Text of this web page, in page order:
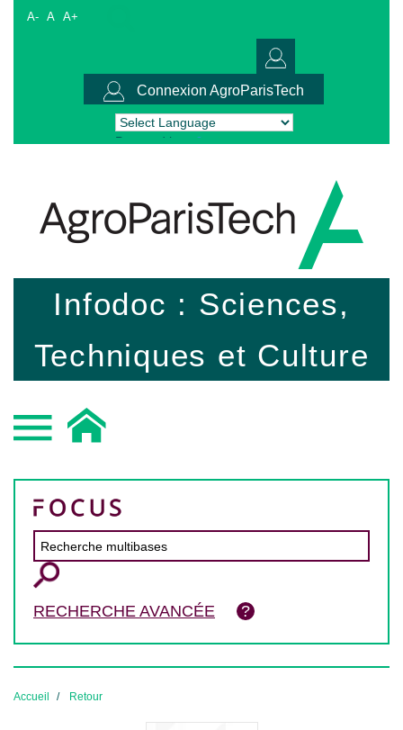
A- A A+
Connexion AgroParisTech
Powered by Translate
Infodoc : Sciences,
Techniques et Culture
RECHERCHE AVANCÉE
Accueil Retour